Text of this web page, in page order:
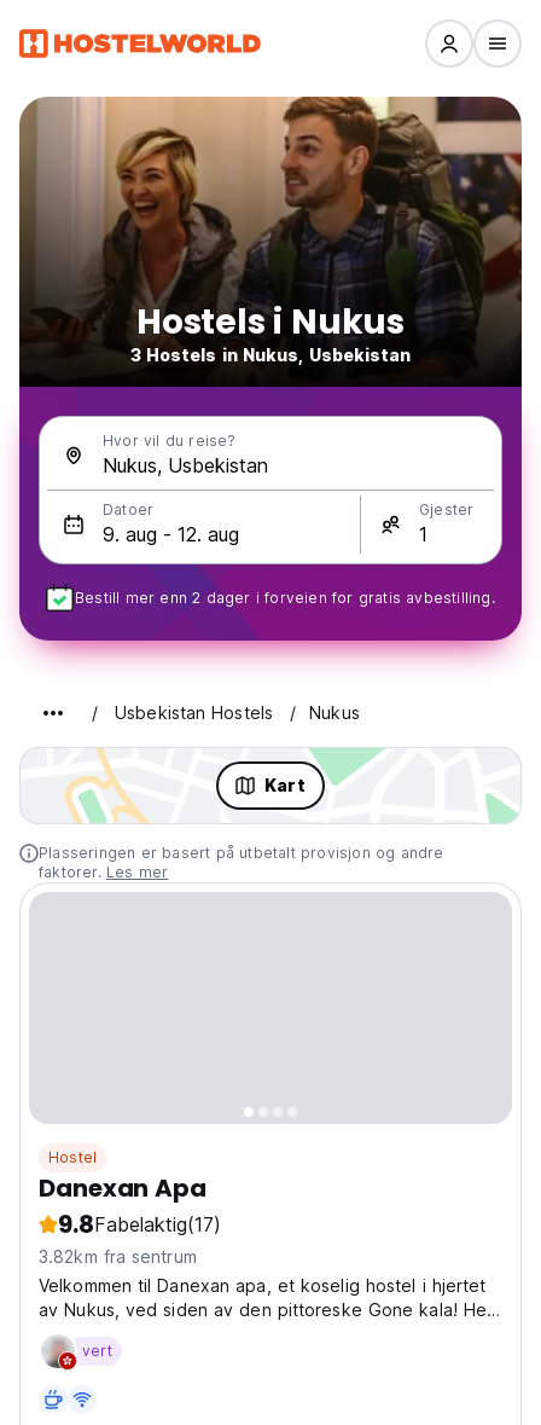
Hostels i Nukus
3 Hostels in Nukus, Usbekistan
Hvor vil du reise?
Datoer Gjester
Bestill mer enn 2 dager i forveien for gratis avbestilling.
Usbekistan Hostels Nukus
Kart
Plasseringen er basert på utbetalt provisjon og andre
faktorer. Les mer
Hostel
Danexan Apa
9.8Fabelaktig(17)
3.82km fra sentrum
Velkommen til Danexan apa, et koselig hostel i hjertet
av Nukus, ved siden av den pittoreske Gone kala! Her
finner du en uforglemmelig atmosfære av gjestfrihet og
komfort. Se for deg: du våkner opp i et lyst rom, klar
vert